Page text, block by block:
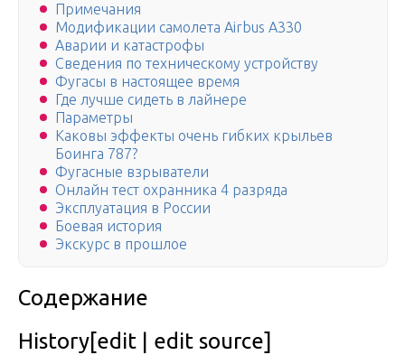
Примечания
Модификации самолета Airbus A330
Аварии и катастрофы
Сведения по техническому устройству
Фугасы в настоящее время
Где лучше сидеть в лайнере
Параметры
Каковы эффекты очень гибких крыльев
Боинга 787?
Фугасные взрыватели
Онлайн тест охранника 4 разряда
Эксплуатация в России
Боевая история
Экскурс в прошлое
Содержание
History[edit | edit source]